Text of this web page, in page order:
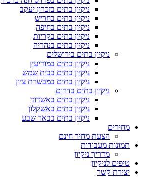
ניקיון בתים בזכרון יעקב
ניקיון בתים בחריש
ניקיון בתים בחיפה
ניקיון בתים בקריות
ניקיון בתים בנהריה
ניקיון בתים בירושלים
ניקיון בתים במודיעין
ניקיון בתים בבית שמש
ניקיון בתים במבשרת ציון
ניקיון בתים בדרום
ניקיון בתים באשדוד
ניקיון בתים באשקלון
ניקיון בתים בבאר שבע
מחירים
הצעת מחיר חינם
תמונות מעבודות
מדריך ניקיון
טיפים לניקיון
יצירת קשר